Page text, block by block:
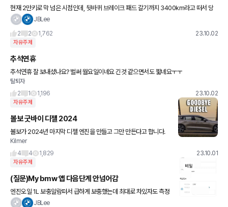
현재 2만키로 막 넘은 시점인데, 뒷바퀴 브레이크 패드 갈기까지 3400km라고 떠서 당
황했습니다. 보통 3~4만 넘어갈때 뜨지 않나요? 전 고속도로 주행 많지도 않고, 시내 주
JBLee
2
2 1,762 23.10.02
자유주제
추석연휴
추석연휴 잘 보내셨나요? 벌써 월요일이네요 긴것 같으면서도 짧네요ㅜㅜ
탈퇴자
2
1 1,196 23.10.02
자유주제
볼보 굿바이 디젤 2024
볼보가 2024년 마지막 디젤 엔진을 만들고 그만 만든다고 합니다.
이것은 확정이고, 2030년부터는 가솔린 차량도 그만 만든다고 합니
Kilmer
4
4 1,829 23.10.01
자유주제
(질문)My bmw 앱 다음단계 안넘어감
엔진오일 1L 보충알람떠서 급하게 보충했는데 최대로 차있자도 측정
값나오네요... 어쨌거나, My bmw 앱에서 아래처럼 다음단계에서 버JBLee